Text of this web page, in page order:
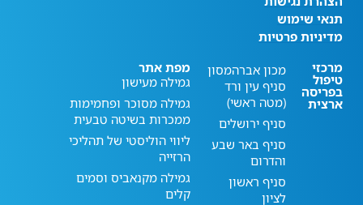
תנאי שימוש
מדיניות פרטיות
מרכזי
טיפול
בפריסה
ארצית
מכון אברהמסון
סניף עין ורד
(מטה ראשי)
סניף ירושלים
סניף באר שבע
והדרום
סניף ראשון
לציון
מפת אתר
גמילה מעישון
גמילה מסוכר ופחמימות
ממכרות בשיטה טבעית
ליווי הוליסטי של תהליכי
הרזייה
גמילה מקנאביס וסמים
קלים